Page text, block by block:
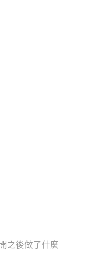
之後做了什麼